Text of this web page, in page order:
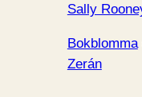
Sally
Bokblomma
Zerán